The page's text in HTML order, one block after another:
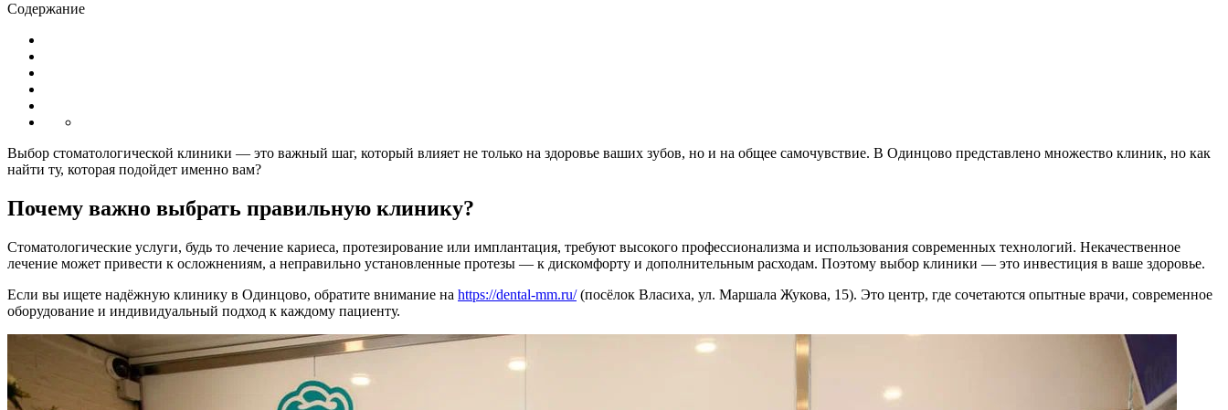
Содержание
Выбор стоматологической клиники — это важный шаг, который влияет не только на здоровье ваших зубов, но и на общее самочувствие. В Одинцово представлено множество клиник, но как
найти ту, которая подойдет именно вам?
Почему важно выбрать правильную клинику?
Стоматологические услуги, будь то лечение кариеса, протезирование или имплантация, требуют высокого профессионализма и использования современных технологий. Некачественное
лечение может привести к осложнениям, а неправильно установленные протезы — к дискомфорту и дополнительным расходам. Поэтому выбор клиники — это инвестиция в ваше здоровье.
Если вы ищете надёжную клинику в Одинцово, обратите внимание на https://dental-mm.ru/(посёлок Власиха, ул. Маршала Жукова, 15). Это центр, где сочетаются опытные врачи, современное
оборудование и индивидуальный подход к каждому пациенту.